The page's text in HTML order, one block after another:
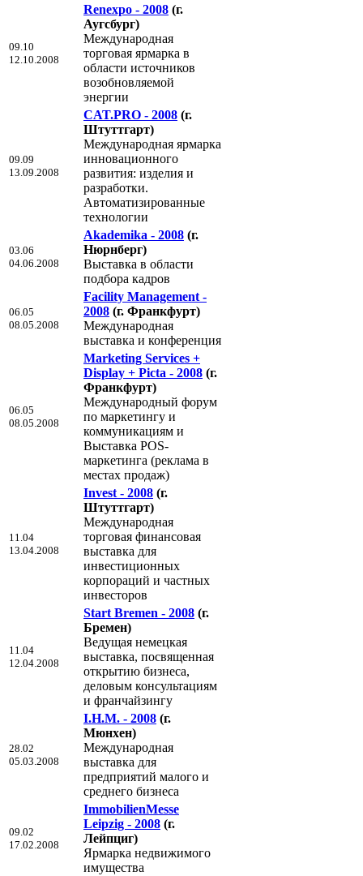
09.10
12.10.2008
Renexpo - 2008 (г.
Аугсбург)
Международная
торговая ярмарка в
области источников
возобновляемой
энергии
09.09
13.09.2008
CAT.PRO - 2008 (г.
Штуттгарт)
Международная ярмарка
инновационного
развития: изделия и
разработки.
Автоматизированные
технологии
03.06
04.06.2008
Akademika - 2008 (г.
Нюрнберг)
Выставка в области
подбора кадров
06.05
08.05.2008
Facility Management -
2008 (г. Франкфурт)
Международная
выставка и конференция
06.05
08.05.2008
Marketing Services +
Display + Picta - 2008 (г.
Франкфурт)
Международный форум
по маркетингу и
коммуникациям и
Выставка POS-
маркетинга (реклама в
местах продаж)
11.04
13.04.2008
Invest - 2008 (г.
Штуттгарт)
Международная
торговая финансовая
выставка для
инвестиционных
корпораций и частных
инвесторов
11.04
12.04.2008
Start Bremen - 2008 (г.
Бремен)
Ведущая немецкая
выставка, посвященная
открытию бизнеса,
деловым консультациям
и франчайзингу
28.02
05.03.2008
I.H.M. - 2008 (г.
Мюнхен)
Международная
выставка для
предприятий малого и
среднего бизнеса
09.02
17.02.2008
ImmobilienMesse
Leipzig - 2008 (г.
Лейпциг)
Ярмарка недвижимого
имущества